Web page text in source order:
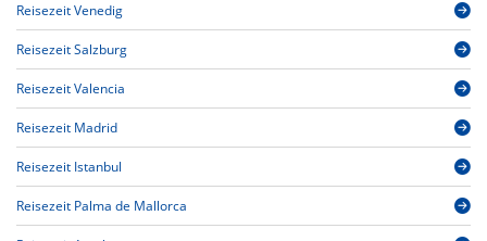
Reisezeit Venedig
Reisezeit Salzburg
Reisezeit Valencia
Reisezeit Madrid
Reisezeit Istanbul
Reisezeit Palma de Mallorca